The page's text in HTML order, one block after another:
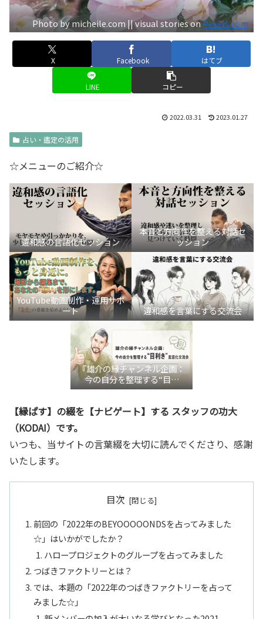
Photo by micheile.com || visual stories onPexels.com
X Facebook はてブ
LINE コピー
2022.03.31 2023.01.27
占い・鑑定の活用
☆メニューのご紹介☆
違和感の言語化セッション
本音と方向性を整える対話セ
ッション
YouTube動画制作・運用サポ
ート
違和感を言葉にする交流会
『雄介の縁チャンネル企画：
今の自分を整理する“目利
き”言語化交流会』
【縁ぱす】の綴を【ナビゲート】する スタッフの功大
（KODAI）です。
いつも、当サイトの言葉綴を大切に読んでくださり、感謝
いたします。
目次
前回の「2022年のBEYOOOOONDSを占ってみました
☆」はいかがでしたか？
ハロープロジェクトのグループを占ってみました
つばきファクトリーとは？
では、本題の「2022年のつばきファクトリーを占って
みました☆」